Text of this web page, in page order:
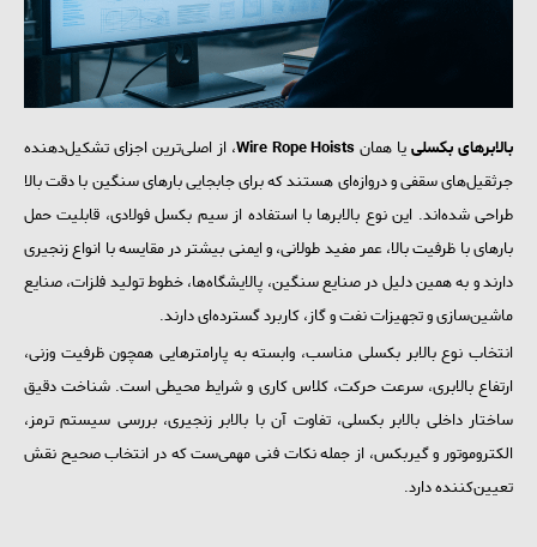
بالابرهای بکسلییا همانWire Rope Hoists، از اصلی‌ترین اجزای تشکیل‌دهنده
جرثقیل‌های سقفی و دروازه‌ای هستند که برای جابجایی بارهای سنگین با دقت بالا
طراحی شده‌اند. این نوع بالابرها با استفاده از سیم بکسل فولادی، قابلیت حمل
بارهای با ظرفیت بالا، عمر مفید طولانی، و ایمنی بیشتر در مقایسه با انواع زنجیری
دارند و به همین دلیل در صنایع سنگین، پالایشگاه‌ها، خطوط تولید فلزات، صنایع
ماشین‌سازی و تجهیزات نفت و گاز، کاربرد گسترده‌ای دارند.
انتخاب نوع بالابر بکسلی مناسب، وابسته به پارامترهایی همچون ظرفیت وزنی،
ارتفاع بالابری، سرعت حرکت، کلاس کاری و شرایط محیطی است. شناخت دقیق
ساختار داخلی بالابر بکسلی، تفاوت آن با بالابر زنجیری، بررسی سیستم ترمز،
الکتروموتور و گیربکس، از جمله نکات فنی مهمی‌ست که در انتخاب صحیح نقش
تعیین‌کننده دارد.